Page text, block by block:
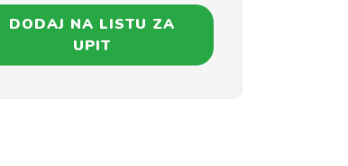
DODAJ NA LISTU ZA
UPIT